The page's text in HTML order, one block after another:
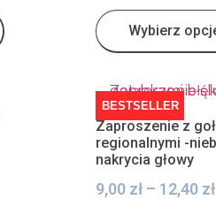
Wybierz
BESTSELLER
Zaproszenie z
regionalnymi -
nakrycia głowy
9,00 zł – 12,40 zł